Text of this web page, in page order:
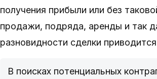
получения прибыли или без
продажи, подряда, аренды и так
разновидности сделки
В поисках потенциальных